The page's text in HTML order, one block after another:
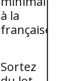
à la
française
Sortez